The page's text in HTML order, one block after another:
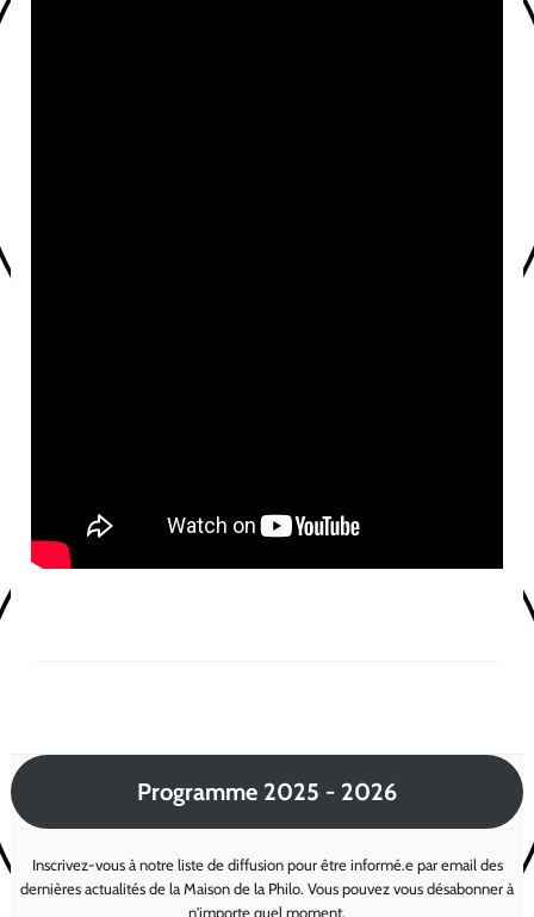
Programme 2025 - 2026
Inscrivez-vous à notre liste de diffusion pour être informé.e par email des
dernières actualités de la Maison de la Philo. Vous pouvez vous désabonner à
n'importe quel moment.